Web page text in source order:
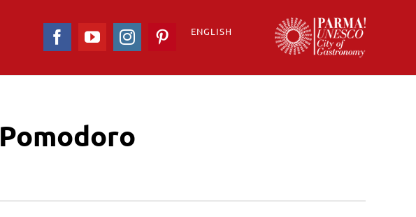
ENGLISH
FacebookYouTubeInstagramPinterest
Pomodoro